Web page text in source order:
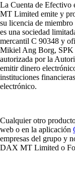
La Cuenta de Efectivo
MT Limited emite y
su licencia de
es una sociedad
mercantil C 90348 y
Mikiel Ang Borg, SPK
autorizada por la
emitir dinero
instituciones
electrónico.
Cualquier otro
web o en la aplicación
empresas del grupo y
DAX MT Limited o